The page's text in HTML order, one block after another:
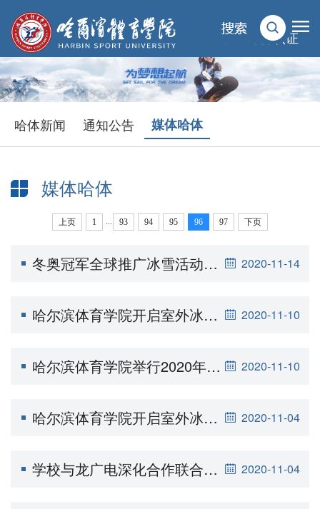
统一身份认证
哈体新闻 通知公告 媒体哈体
媒体哈体
当前位置：首页 > 新闻动态 >媒体哈体
上页 1 ... 93 94 95 96 97 下页
2020-11-14
冬奥冠军全球推广冰雪活动在哈尔滨体育学院启动
2020-11-10
哈尔滨体育学院开启室外冰上训练课（二）
2020-11-10
哈尔滨体育学院举行2020年119消防安全应急演练
2020-11-04
哈尔滨体育学院开启室外冰上训练课（一）
2020-11-04
学校与龙广电深化合作联合助推龙江冰雪事业发展（新闻夜航）